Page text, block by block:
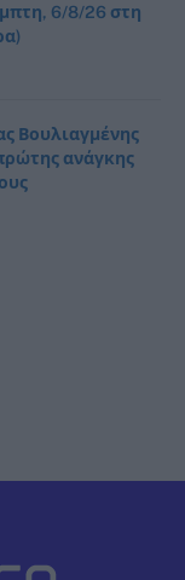
6/8/26 στη
Βουλιαγμένης
ανάγκης